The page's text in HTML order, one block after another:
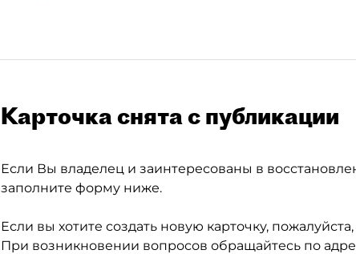
Карточка снята с публикации
Если Вы владелец и заинтересованы в
заполните форму ниже.
Если вы хотите создать новую карточку,
При возникновении вопросов обращайтесь по